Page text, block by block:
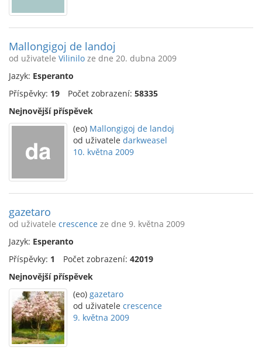
Mallongigoj de landoj
od uživatele Vilinilo ze dne 20. dubna 2009
Jazyk: Esperanto
Příspěvky: 19 Počet zobrazení: 58335
Nejnovější příspěvek
(eo) Mallongigoj de landoj
od uživatele darkweasel
10. května 2009
gazetaro
od uživatele crescence ze dne 9. května 2009
Jazyk: Esperanto
Příspěvky: 1 Počet zobrazení: 42019
Nejnovější příspěvek
(eo) gazetaro
od uživatele crescence
9. května 2009